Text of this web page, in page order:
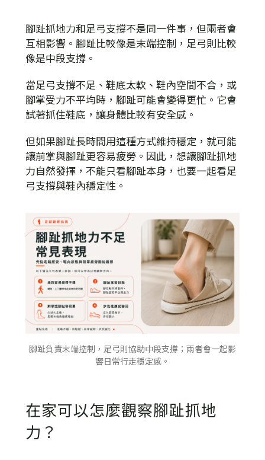
腳趾抓地力和足弓支撐不是同一件事，但兩者會
互相影響。腳趾比較像是末端控制，足弓則比較
像是中段支撐。
當足弓支撐不足、鞋底太軟、鞋內空間不合，或
腳掌受力不平均時，腳趾可能會變得更忙。它會
試著抓住鞋底，讓身體比較有安全感。
但如果腳趾長時間用這種方式維持穩定，就可能
讓前掌與腳趾更容易疲勞。因此，想讓腳趾抓地
力自然發揮，不能只看腳趾本身，也要一起看足
弓支撐與鞋內穩定性。
腳趾負責末端控制，足弓則協助中段支撐；兩者會一起影
響日常行走穩定感。
在家可以怎麼觀察腳趾抓地
力？